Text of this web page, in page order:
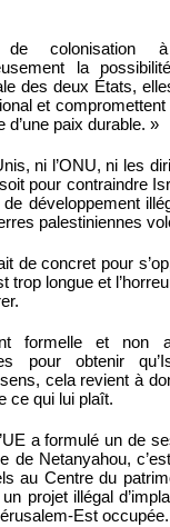
colonisation à
la
des deux États,
et
d’une paix durable. »
ni l’ONU, ni les
pour contraindre
de développement
palestiniennes
de concret pour
trop longue et
formelle et non
pour obtenir
cela revient à
ce qui lui plaît.
a formulé un de
de Netanyahou,
au Centre du
projet illégal
Est occupée.